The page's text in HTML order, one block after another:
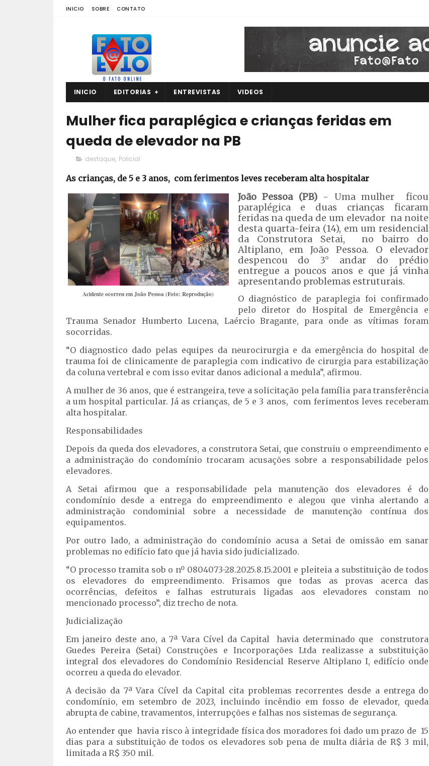
INICIO SOBRE CONTATO
INICIO EDITORIAS ENTREVISTAS VIDEOS
Mulher fica paraplégica e crianças feridas em
queda de elevador na PB
destaque, Policial
As crianças, de 5 e 3 anos, com ferimentos leves receberam alta hospitalar
Acidente ocorreu em João Pessoa (Foto: Reprodução)
João Pessoa (PB)- Uma mulher ficou
paraplégica e duas crianças ficaram
feridas na queda de um elevador na noite
desta quarta-feira (14), em um residencial
da Construtora Setai, no bairro do
Altiplano, em João Pessoa. O elevador
despencou do 3° andar do prédio
entregue a poucos anos e que já vinha
apresentando problemas estruturais.
O diagnóstico de paraplegia foi confirmado
pelo diretor do Hospital de Emergência e
Trauma Senador Humberto Lucena, Laércio Bragante, para onde as vítimas foram
socorridas.
“O diagnostico dado pelas equipes da neurocirurgia e da emergência do hospital de
trauma foi de clinicamente de paraplegia com indicativo de cirurgia para estabilização
da coluna vertebral e com isso evitar danos adicional a medula”, afirmou.
A mulher de 36 anos, que é estrangeira, teve a solicitação pela família para transferência
a um hospital particular. Já as crianças, de 5 e 3 anos, com ferimentos leves receberam
alta hospitalar.
Responsabilidades
Depois da queda dos elevadores, a construtora Setai, que construiu o empreendimento e
a administração do condomínio trocaram acusações sobre a responsabilidade pelos
elevadores.
A Setai afirmou que a responsabilidade pela manutenção dos elevadores é do
condomínio desde a entrega do empreendimento e alegou que vinha alertando a
administração condominial sobre a necessidade de manutenção contínua dos
equipamentos.
Por outro lado, a administração do condomínio acusa a Setai de omissão em sanar
problemas no edifício fato que já havia sido judicializado.
“O processo tramita sob o nº 0804073-28.2025.8.15.2001 e pleiteia a substituição de todos
os elevadores do empreendimento. Frisamos que todas as provas acerca das
ocorrências, defeitos e falhas estruturais ligadas aos elevadores constam no
mencionado processo”, diz trecho de nota.
Judicialização
Em janeiro deste ano, a 7ª Vara Cível da Capital havia determinado que construtora
Guedes Pereira (Setai) Construções e Incorporações Ltda realizasse a substituição
integral dos elevadores do Condomínio Residencial Reserve Altiplano I, edifício onde
ocorreu a queda do elevador.
A decisão da 7ª Vara Cível da Capital cita problemas recorrentes desde a entrega do
condomínio, em setembro de 2023, incluindo incêndio em fosso de elevador, queda
abrupta de cabine, travamentos, interrupções e falhas nos sistemas de segurança.
Ao entender que havia risco à integridade física dos moradores foi dado um prazo de 15
dias para a substituição de todos os elevadores sob pena de multa diária de R$ 3 mil,
limitada a R$ 350 mil.